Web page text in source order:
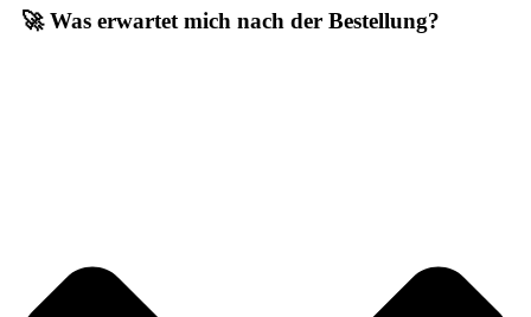
🚀 Was erwartet mich nach der Bestellung?